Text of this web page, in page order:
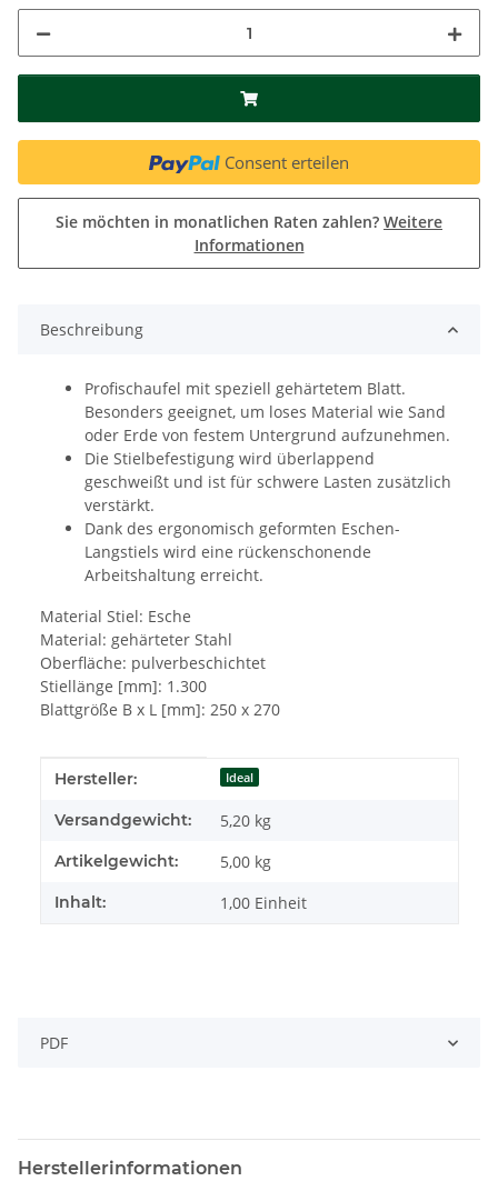
Consent erteilen
Sie möchten in monatlichen Raten zahlen? Weitere
Informationen
Beschreibung
Profischaufel mit speziell gehärtetem Blatt.
Besonders geeignet, um loses Material wie Sand
oder Erde von festem Untergrund aufzunehmen.
Die Stielbefestigung wird überlappend
geschweißt und ist für schwere Lasten zusätzlich
verstärkt.
Dank des ergonomisch geformten Eschen-
Langstiels wird eine rückenschonende
Arbeitshaltung erreicht.
Material Stiel: Esche
Material: gehärteter Stahl
Oberfläche: pulverbeschichtet
Stiellänge [mm]: 1.300
Blattgröße B x L [mm]: 250 x 270
Produkteigenschaft
Wert
Hersteller: Ideal
Versandgewicht: 5,20 kg
Artikelgewicht: 5,00 kg
Inhalt: 1,00 Einheit
PDF
Herstellerinformationen